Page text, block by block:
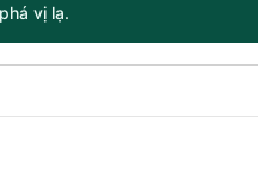
vị lạ.